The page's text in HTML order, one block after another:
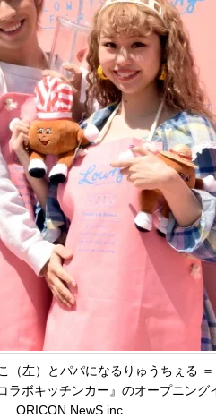
（左）とパパになるりゅうちぇる
ラボキッチンカー』のオープニング
ORICON NewS inc.